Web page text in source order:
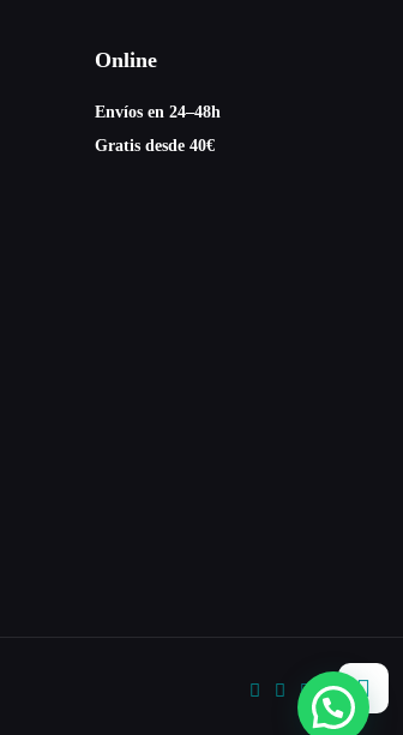
Online
Envíos en 24–48h
Gratis desde 40€